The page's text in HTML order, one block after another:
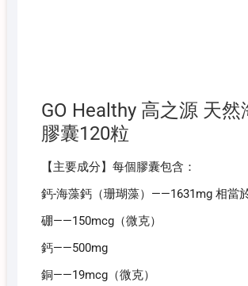
GO Healthy 高之源 天然
膠囊120粒
【主要成分】每個膠囊包含：
鈣-海藻鈣（珊瑚藻）——1631mg 相當
硼——150mcg（微克）
鈣——500mg
銅——19mcg（微克）